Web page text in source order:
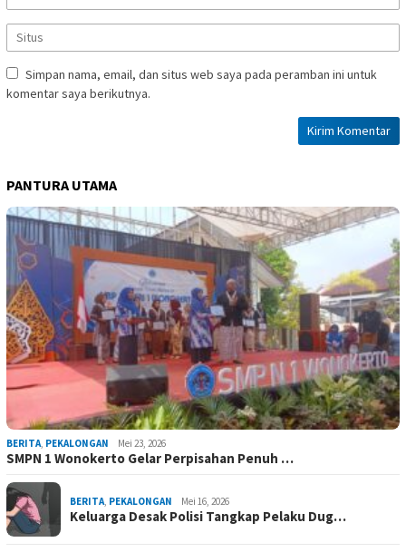
Simpan nama, email, dan situs web saya pada peramban ini untuk
komentar saya berikutnya.
PANTURA UTAMA
BERITA, PEKALONGAN Mei 23, 2026
SMPN 1 Wonokerto Gelar Perpisahan Penuh …
BERITA, PEKALONGAN Mei 16, 2026
Keluarga Desak Polisi Tangkap Pelaku Dug…